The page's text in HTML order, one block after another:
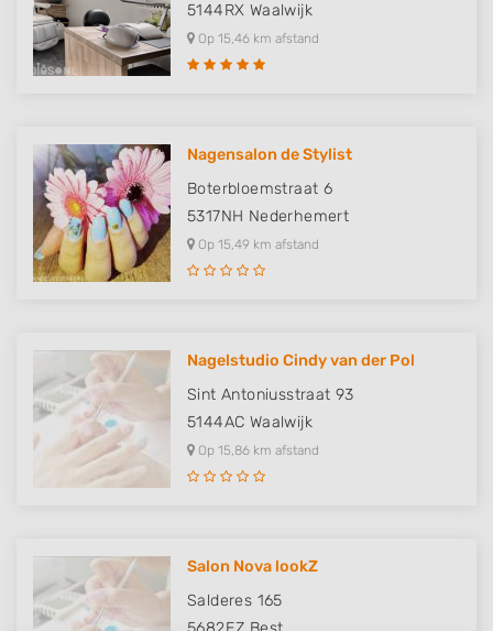
5144RX Waalwijk
Op 15,46 km afstand
Nagensalon de Stylist
Boterbloemstraat 6
5317NH Nederhemert
Op 15,49 km afstand
Nagelstudio Cindy van der Pol
Sint Antoniusstraat 93
5144AC Waalwijk
Op 15,86 km afstand
Salon Nova lookZ
Salderes 165